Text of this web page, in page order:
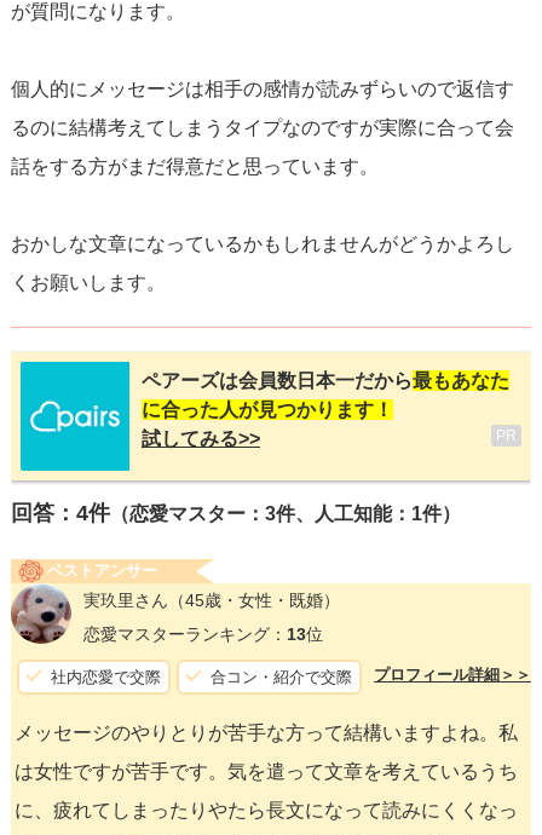
が質問になります。
個人的にメッセージは相手の感情が読みずらいので返信す
るのに結構考えてしまうタイプなのですが実際に合って会
話をする方がまだ得意だと思っています。
おかしな文章になっているかもしれませんがどうかよろし
くお願いします。
ペアーズは会員数日本一だから最もあなた
に合った人が見つかります！
試してみる>>
PR
回答： 4件（恋愛マスター：3件、人工知能：1件）
ベストアンサー
実玖里さん （45歳・女性・既婚）
恋愛マスターランキング： 13位
社内恋愛で交際 合コン・紹介で交際 プロフィール詳細＞＞
メッセージのやりとりが苦手な方って結構いますよね。私
は女性ですが苦手です。気を遣って文章を考えているうち
に、疲れてしまったりやたら長文になって読みにくくなっ